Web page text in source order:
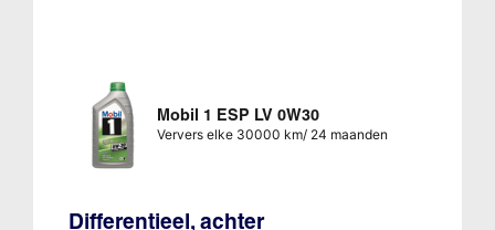
Mobil 1 ESP LV 0W30
Ververs elke 30000 km/ 24 maanden
Differentieel, achter